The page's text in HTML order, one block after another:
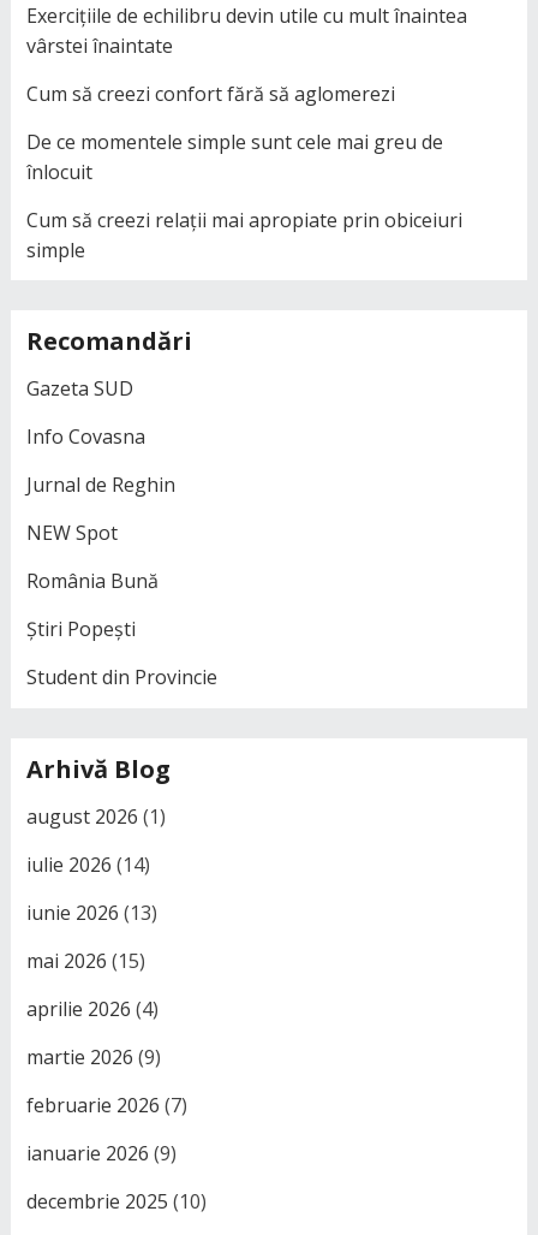
Exercițiile de echilibru devin utile cu mult înaintea
vârstei înaintate
Cum să creezi confort fără să aglomerezi
De ce momentele simple sunt cele mai greu de
înlocuit
Cum să creezi relații mai apropiate prin obiceiuri
simple
Recomandări
Gazeta SUD
Info Covasna
Jurnal de Reghin
NEW Spot
România Bună
Știri Popești
Student din Provincie
Arhivă Blog
august 2026 (1)
iulie 2026 (14)
iunie 2026 (13)
mai 2026 (15)
aprilie 2026 (4)
martie 2026 (9)
februarie 2026 (7)
ianuarie 2026 (9)
decembrie 2025 (10)